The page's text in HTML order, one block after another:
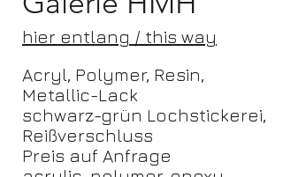
hier entlang / this way
Acryl, Polymer, Resin,
Metallic-Lack
schwarz-grün Lochstickerei,
Reißverschluss
Preis auf Anfrage